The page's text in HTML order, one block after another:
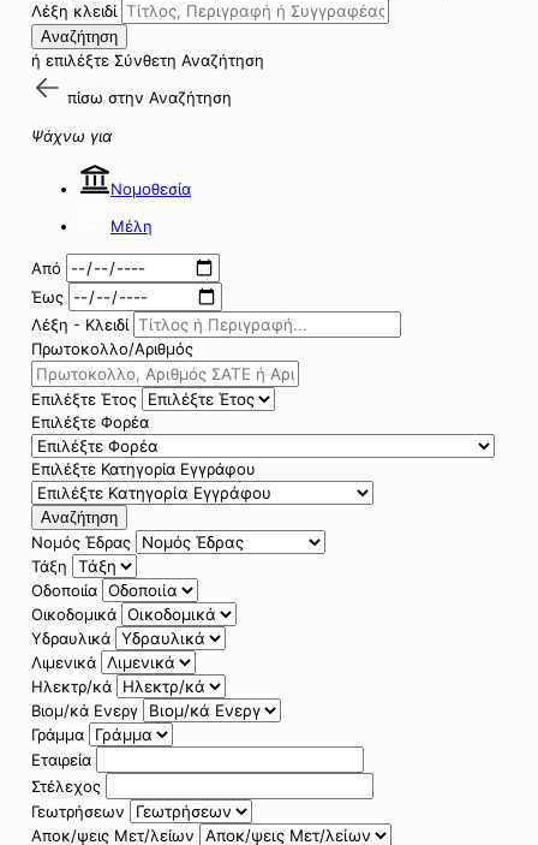
Λέξη κλειδί
Αναζήτηση
ή επιλέξτε Σύνθετη Αναζήτηση
πίσω στην Αναζήτηση
Ψάχνω για
Νομοθεσία
Μέλη
Από
Έως
Λέξη - Κλειδί
Πρωτοκολλο/Αριθμός
Επιλέξτε Έτος
Επιλέξτε Φορέα
Επιλέξτε Κατηγορία Εγγράφου
Αναζήτηση
Νομός Έδρας
Τάξη
Οδοποιία
Οικοδομικά
Υδραυλικά
Λιμενικά
Ηλεκτρ/κά
Βιομ/κά Ενεργ
Γράμμα
Εταιρεία
Στέλεχος
Γεωτρήσεων
Αποκ/ψεις Μετ/λείων